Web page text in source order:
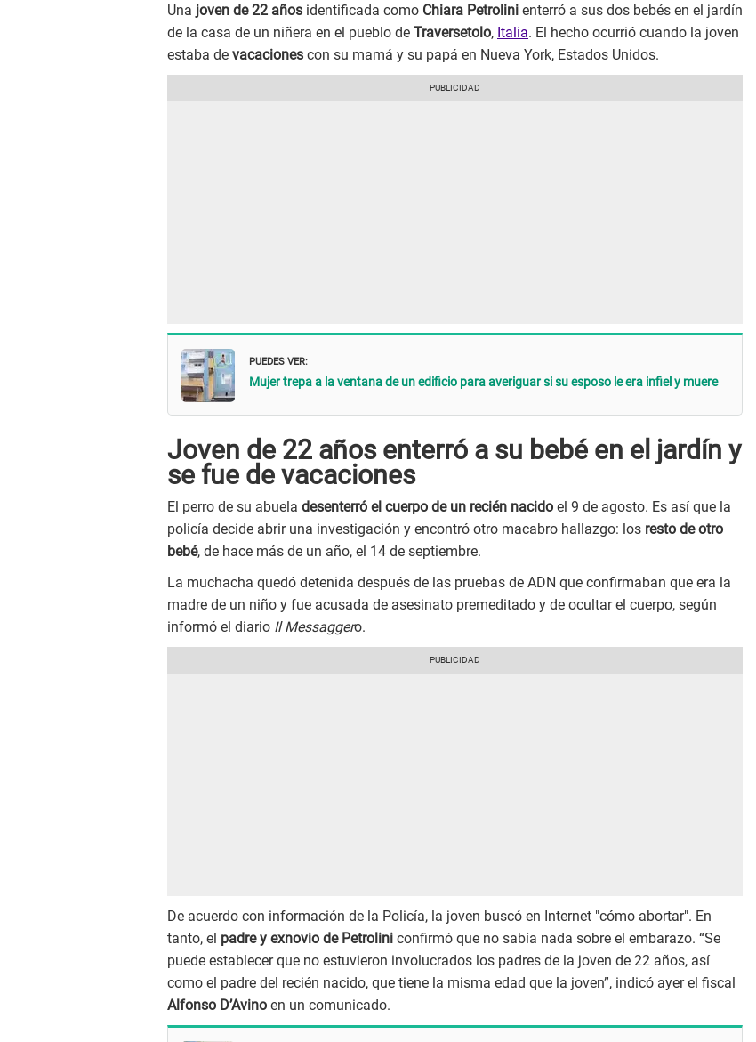
Una joven de 22 años identificada como Chiara Petrolini enterró a sus dos bebés en el jardín
de la casa de un niñera en el pueblo de Traversetolo, Italia. El hecho ocurrió cuando la joven
estaba de vacaciones con su mamá y su papá en Nueva York, Estados Unidos.
PUEDES VER:
Mujer trepa a la ventana de un edificio para averiguar si su esposo le era infiel y muere
Joven de 22 años enterró a su bebé en el jardín y
se fue de vacaciones
El perro de su abuela desenterró el cuerpo de un recién nacido el 9 de agosto. Es así que la
policía decide abrir una investigación y encontró otro macabro hallazgo: los resto de otro
bebé, de hace más de un año, el 14 de septiembre.
La muchacha quedó detenida después de las pruebas de ADN que confirmaban que era la
madre de un niño y fue acusada de asesinato premeditado y de ocultar el cuerpo, según
informó el diario Il Messaggero.
De acuerdo con información de la Policía, la joven buscó en Internet "cómo abortar". En
tanto, el padre y exnovio de Petrolini confirmó que no sabía nada sobre el embarazo. “Se
puede establecer que no estuvieron involucrados los padres de la joven de 22 años, así
como el padre del recién nacido, que tiene la misma edad que la joven”, indicó ayer el fiscal
Alfonso D’Avino en un comunicado.